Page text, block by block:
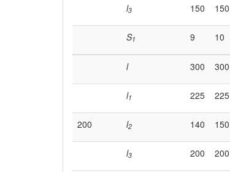
l3 150 150
S1 9 10
l 300 300
l1 225 225
200 l2 140 150
l3 200 200